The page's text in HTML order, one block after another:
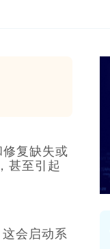
复缺失或
甚至引起
会启动系